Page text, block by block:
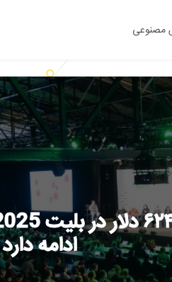
مصنوعی
ادامه دارد